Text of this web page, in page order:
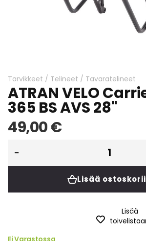
beginning
of
the
images
Tarvikkeet / Telineet / Tavaratelineet
ATRAN VELO
365 BS AVS 28''
49,00 €
Lisää
Lisää
Ei Varastossa